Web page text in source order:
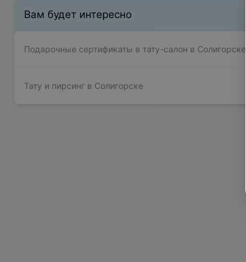
Вам будет интересно
Подарочные сертификаты в тату-салон в Солигорске
Тату и пирсинг в Солигорске